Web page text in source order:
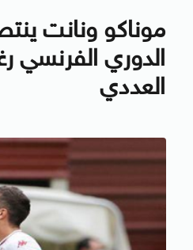
موناكو ونانت
الدوري الفرنسي
العددي